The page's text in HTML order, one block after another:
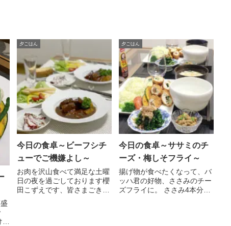
夕ごはん
今日の食卓～ビーフシチ
ューでご機嫌よし～
お肉を沢山食べて満足な土曜
日の夜を過ごしております櫻
田こずえです、皆さまごきげ
夕ごはん
今日の食卓～ササミのチ
ーズ・梅しそフライ～
揚げ物が食べたくなって、バ
ッハ君の好物、ささみのチー
ズフライに。 ささみ4本分